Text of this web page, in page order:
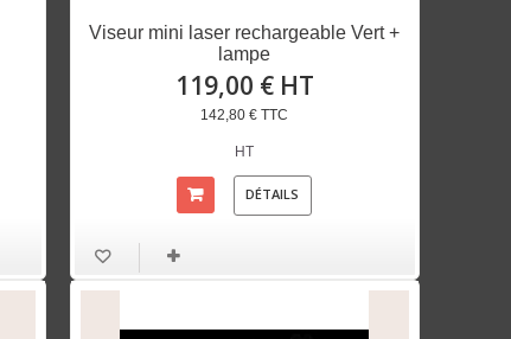
Viseur mini laser rechargeable Vert +
lampe
119,00 € HT
142,80 € TTC
HT
DÉTAILS